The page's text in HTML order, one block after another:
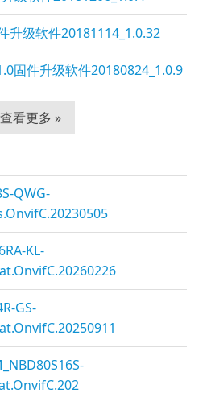
升级软件20181114_1.0.32
固件升级软件20180824_1.0.9
查看更多 »
QWG-
KL-
GS-